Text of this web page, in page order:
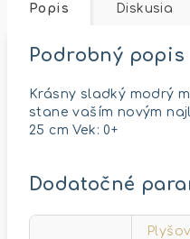
Popis Diskusia
Podrobný popis
Krásny sladký modrý
stane vaším novým
25 cm Vek: 0+
Dodatočné